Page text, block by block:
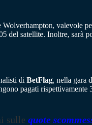
valevole
del satellite. Inoltre, sarà
di BetFlag, nella gara
pagati
sulle quote